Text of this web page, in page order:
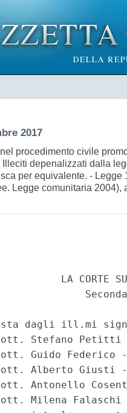
2017
procedimento civile
depenalizzati dalla
per equivalente. -
Legge comunitaria 2004),